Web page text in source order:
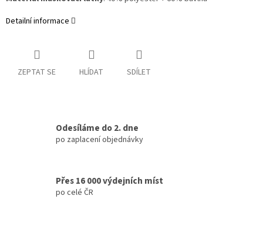
Detailní informace
ZEPTAT SE HLÍDAT SDÍLET
Odesíláme do 2. dne
po zaplacení objednávky
Přes 16 000 výdejních míst
po celé ČR